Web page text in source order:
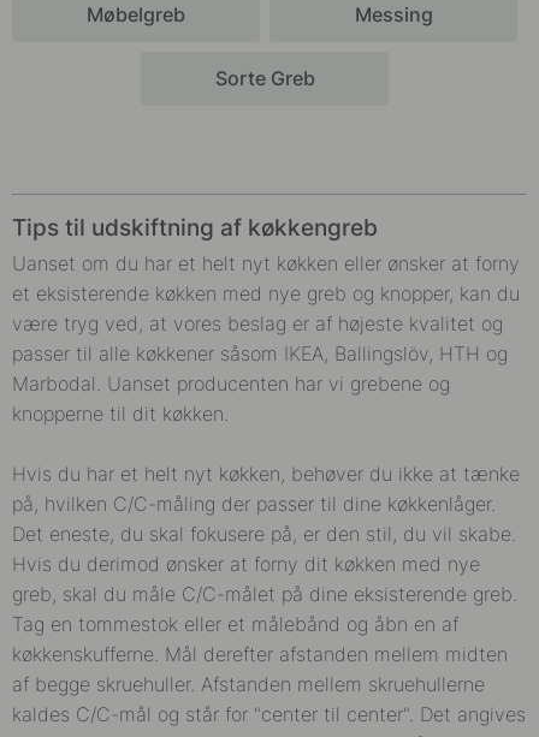
Møbelgreb Messing
Sorte Greb
Tips til udskiftning af køkkengreb
Uanset om du har et helt nyt køkken eller ønsker at forny
et eksisterende køkken med nye greb og knopper, kan du
være tryg ved, at vores beslag er af højeste kvalitet og
passer til alle køkkener såsom IKEA, Ballingslöv, HTH og
Marbodal. Uanset producenten har vi grebene og
knopperne til dit køkken.
Hvis du har et helt nyt køkken, behøver du ikke at tænke
på, hvilken C/C-måling der passer til dine køkkenlåger.
Det eneste, du skal fokusere på, er den stil, du vil skabe.
Hvis du derimod ønsker at forny dit køkken med nye
greb, skal du måle C/C-målet på dine eksisterende greb.
Tag en tommestok eller et målebånd og åbn en af
køkkenskufferne. Mål derefter afstanden mellem midten
af begge skruehuller. Afstanden mellem skruehullerne
kaldes C/C-mål og står for "center til center". Det angives